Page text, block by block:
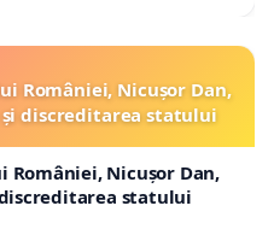
României, Nicușor Dan,
discreditarea statului
României, Nicușor Dan,
statului